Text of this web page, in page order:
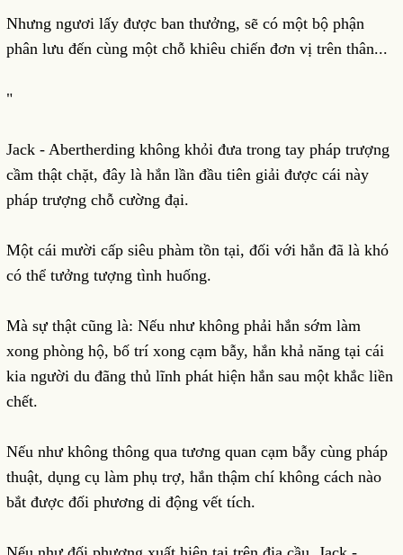
Nhưng ngươi lấy được ban thưởng, sẽ có một bộ phận
phân lưu đến cùng một chỗ khiêu chiến đơn vị trên thân...
"
Jack - Abertherding không khỏi đưa trong tay pháp trượng
cầm thật chặt, đây là hắn lần đầu tiên giải được cái này
pháp trượng chỗ cường đại.
Một cái mười cấp siêu phàm tồn tại, đối với hắn đã là khó
có thể tưởng tượng tình huống.
Mà sự thật cũng là: Nếu như không phải hắn sớm làm
xong phòng hộ, bố trí xong cạm bẫy, hắn khả năng tại cái
kia người du đãng thủ lĩnh phát hiện hắn sau một khắc liền
chết.
Nếu như không thông qua tương quan cạm bẫy cùng pháp
thuật, dụng cụ làm phụ trợ, hắn thậm chí không cách nào
bắt được đối phương di động vết tích.